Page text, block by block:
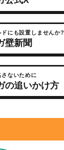
にも設置しませんか?
壁新聞
ないために
の追いかけ方